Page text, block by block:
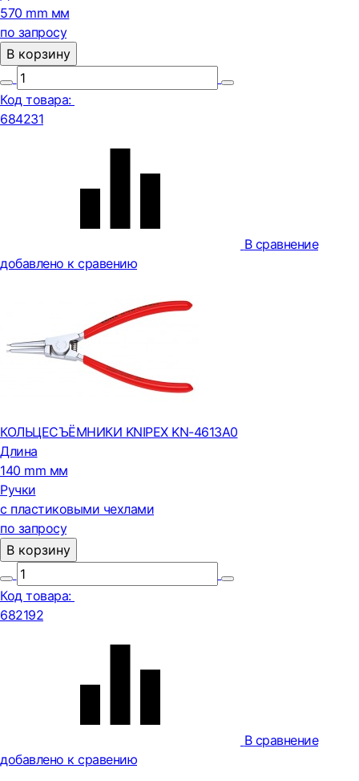
570 mm мм
по запросу
В корзину
Код товара:
684231
В сравнение
добавлено к сравению
КОЛЬЦЕСЪЁМНИКИ KNIPEX KN-4613A0
Длина
140 mm мм
Ручки
с пластиковыми чехлами
по запросу
В корзину
Код товара:
682192
В сравнение
добавлено к сравению